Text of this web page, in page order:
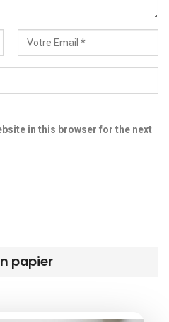
in this browser for the next
papier